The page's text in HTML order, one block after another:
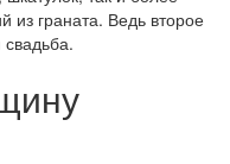
из граната. Ведь второе